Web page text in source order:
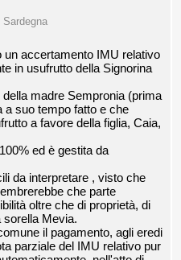
Sardegna
un accertamento IMU relativo
in usufrutto della Signorina
madre Sempronia (prima
a suo tempo fatto e che
a favore della figlia, Caia,
ed è gestita da
da interpretare , visto che
che parte
oltre che di proprietà, di
sorella Mevia.
il pagamento, agli eredi
parziale del IMU relativo pur